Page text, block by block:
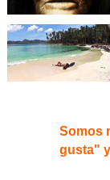
Somos
gusta"